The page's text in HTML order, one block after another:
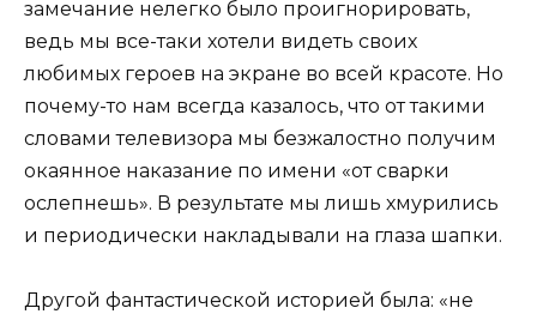
замечание нелегко было проигнорировать,
ведь мы все-таки хотели видеть своих
любимых героев на экране во всей красоте. Но
почему-то нам всегда казалось, что от такими
словами телевизора мы безжалостно получим
окаянное наказание по имени «от сварки
ослепнешь». В результате мы лишь хмурились
и периодически накладывали на глаза шапки.
Другой фантастической историей была: «не